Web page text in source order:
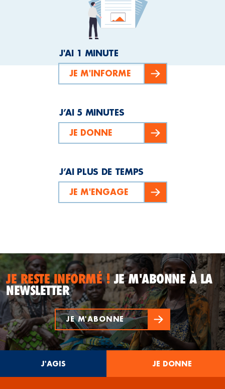
J'AI 1 MINUTE
JE M'INFORME
J’AI 5 MINUTES
JE DONNE
J’AI PLUS DE TEMPS
JE M'ENGAGE
JE RESTE INFORMÉ !JE M'ABONNE À LA
NEWSLETTER
JE M'ABONNE
J'AGIS JE DONNE